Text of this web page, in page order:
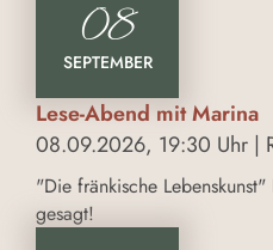
08
SEPTEMBER
Lese-Abend mit Marina
08.09.2026, 19:30 Uhr |
"Die fränkische
gesagt!